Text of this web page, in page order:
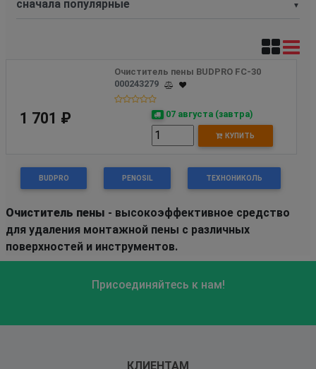
▼
Очиститель пены BUDPRO FC-30
000243279
1 701 ₽ 07 августа (завтра)
КУПИТЬ
BUDPRO PENOSIL ТЕХНОНИКОЛЬ
Очиститель пены - высокоэффективное средство
для удаления монтажной пены с различных
поверхностей и инструментов.
Присоединяйтесь к нам!
КЛИЕНТАМ